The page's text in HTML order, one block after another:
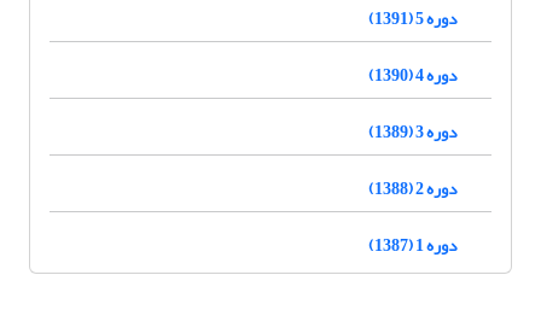
دوره 5 (1391)
دوره 4 (1390)
دوره 3 (1389)
دوره 2 (1388)
دوره 1 (1387)